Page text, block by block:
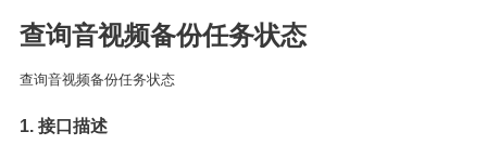
查询音视频备份任务状态
查询音视频备份任务状态
1. 接口描述